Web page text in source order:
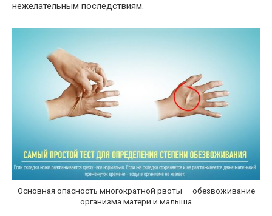
нежелательным последствиям.
Основная опасность многократной рвоты — обезвоживание
организма матери и малыша